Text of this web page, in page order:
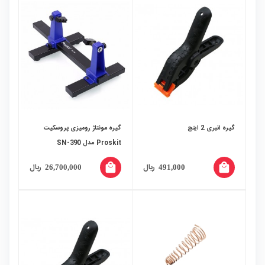
گیره انبری 2 اینچ
491,000 ریال local_mall
گیره مونتاژ رومیزی پروسکیت
Proskit مدل SN-390
26,700,000 ریال local_mall